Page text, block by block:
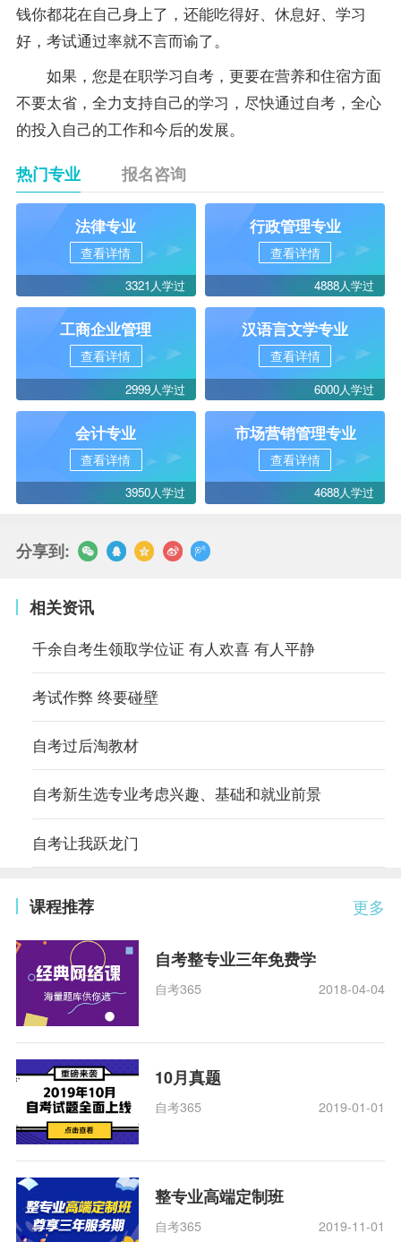
钱你都花在自己身上了，还能吃得好、休息好、学习
好，考试通过率就不言而谕了。
如果，您是在职学习自考，更要在营养和住宿方面
不要太省，全力支持自己的学习，尽快通过自考，全心
的投入自己的工作和今后的发展。
热门专业 报名咨询
法律专业
查看详情
3321人学过
行政管理专业
查看详情
4888人学过
工商企业管理
查看详情
2999人学过
汉语言文学专业
查看详情
6000人学过
会计专业
查看详情
3950人学过
市场营销管理专业
查看详情
4688人学过
分享到:
相关资讯
千余自考生领取学位证 有人欢喜 有人平静
考试作弊 终要碰壁
自考过后淘教材
自考新生选专业考虑兴趣、基础和就业前景
自考让我跃龙门
更多
课程推荐
自考整专业三年免费学
自考365 2018-04-04
10月真题
自考365 2019-01-01
整专业高端定制班
自考365 2019-11-01